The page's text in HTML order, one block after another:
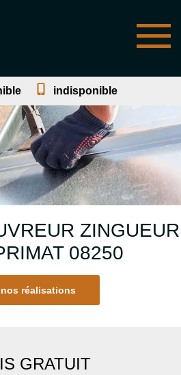
indisponible
ZINGUEUR
08250
réalisations
GRATUIT